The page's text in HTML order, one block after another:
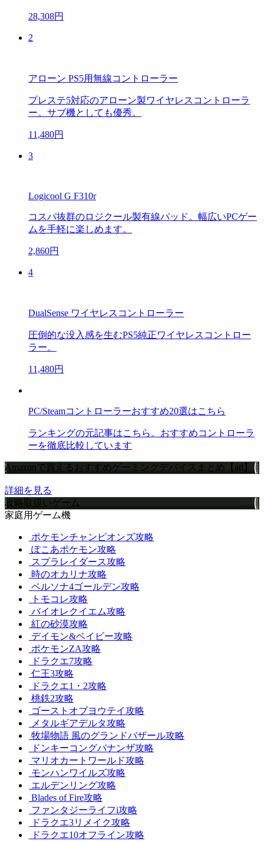
28,308円
2
アローン PS5用無線コントローラー
プレステ5対応のアローン製ワイヤレスコントローラ
ー。サブ機としても優秀。
11,480円
3
Logicool G F310r
コスパ抜群のロジクール製有線パッド。幅広いPCゲー
ムを手軽に楽しめます。
2,860円
4
DualSense ワイヤレスコントローラー
圧倒的な没入感を生むPS5純正ワイヤレスコントロー
ラー。
11,480円
PC/Steamコントローラーおすすめ20選はこちら
ランキングの元記事はこちら。おすすめコントローラ
ーを徹底比較しています
Amazonで買えるおすすめゲーミングデバイスまとめ【ad】
詳細を見る
攻略取扱いゲーム
家庭用ゲーム機
ポケモンチャンピオンズ攻略
ぽこあポケモン攻略
スプラレイダース攻略
時のオカリナ攻略
ペルソナ4ゴールデン攻略
トモコレ攻略
バイオレクイエム攻略
紅の砂漠攻略
デイモン&ベイビー攻略
ポケモンZA攻略
ドラクエ7攻略
仁王3攻略
ドラクエ1・2攻略
桃鉄2攻略
ゴーストオブヨウテイ攻略
メタルギアデルタ攻略
牧場物語 風のグランドバザール攻略
ドンキーコングバナンザ攻略
マリオカートワールド攻略
モンハンワイルズ攻略
エルデンリング攻略
Blades of Fire攻略
ファンタジーライフi攻略
ドラクエ3リメイク攻略
ドラクエ10オフライン攻略